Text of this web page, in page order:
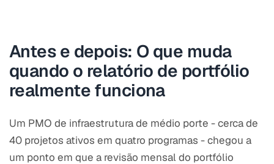
Antes e depois: O que muda
quando o relatório de portfólio
realmente funciona
Um PMO de infraestrutura de médio porte - cerca de
40 projetos ativos em quatro programas - chegou a
um ponto em que a revisão mensal do portfólio